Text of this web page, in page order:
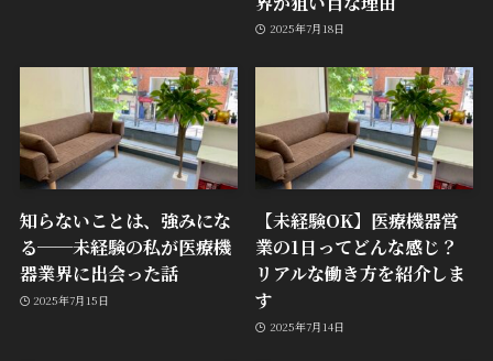
2025年7月18日
知らないことは、強みにな
る──未経験の私が医療機
器業界に出会った話
2025年7月15日
【未経験OK】医療機器営
業の1日ってどんな感じ？
リアルな働き方を紹介しま
す
2025年7月14日